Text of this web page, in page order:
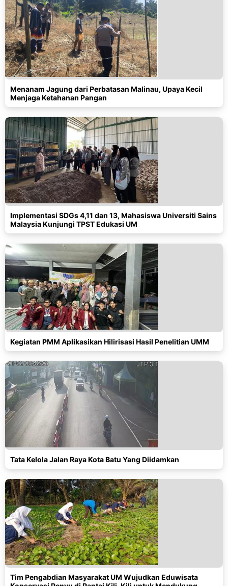
Menanam Jagung dari Perbatasan Malinau, Upaya Kecil
Menjaga Ketahanan Pangan
Implementasi SDGs 4,11 dan 13, Mahasiswa Universiti Sains
Malaysia Kunjungi TPST Edukasi UM
Kegiatan PMM Aplikasikan Hilirisasi Hasil Penelitian UMM
Tata Kelola Jalan Raya Kota Batu Yang Diidamkan
Tim Pengabdian Masyarakat UM Wujudkan Eduwisata